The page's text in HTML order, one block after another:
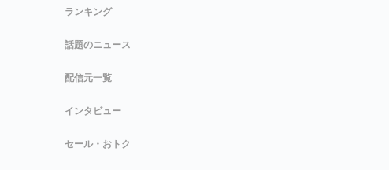
ランキング
話題のニュース
配信元一覧
インタビュー
セール・おトク